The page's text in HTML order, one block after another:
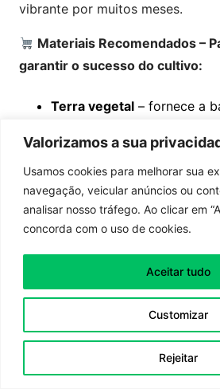
Valorizamos a sua
Usamos cookies para melhorar sua
navegação, veicular anúncios ou
analisar nosso tráfego. Ao clicar em
concorda com o uso de cookies.
Customizar
Rejeitar
Aceitar tudo
vibrante por muitos meses.
Materiais Recomendados –
garantir o sucesso do cultivo:
Terra vegetal – fornece a
compra aqui
Areia grossa – melhora a
o substrato leve –
Argila expandida – evita
fundo do vaso –Disponível
Fibra de coco– mantém a
proporciona leveza ao